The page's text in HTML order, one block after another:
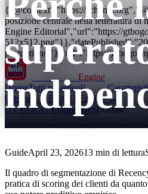
{"@context":"https://
posizione centrale nella letteratura
Engine Editorial","url":"https://
promotions/"},"url":"https://
GT BOGO Engine
HomeTutti gli articoli
Ottieni GT BOGO Engine →
GT BOGO Engine Blog›Guide
GuideApril 23, 202613 min di lettura
Il quadro di segmentazione di
pratica di scoring dei clienti da